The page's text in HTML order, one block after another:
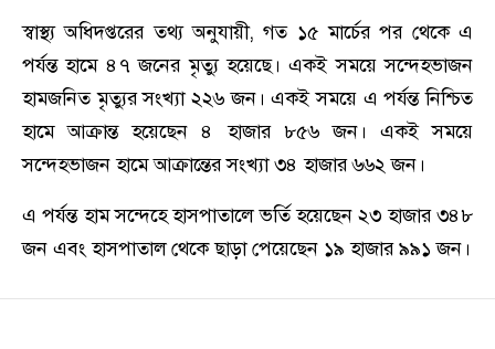
স্বাস্থ্য অধিদপ্তরের তথ্য অনুযায়ী, গত ১৫ মার্চের পর থেকে এ
পর্যন্ত হামে ৪৭ জনের মৃত্যু হয়েছে। একই সময়ে সন্দেহভাজন
হামজনিত মৃত্যুর সংখ্যা ২২৬ জন। একই সময়ে এ পর্যন্ত নিশ্চিত
হামে আক্রান্ত হয়েছেন ৪ হাজার ৮৫৬ জন। একই সময়ে
সন্দেহভাজন হামে আক্রান্তের সংখ্যা ৩৪ হাজার ৬৬২ জন।
এ পর্যন্ত হাম সন্দেহে হাসপাতালে ভর্তি হয়েছেন ২৩ হাজার ৩৪৮
জন এবং হাসপাতাল থেকে ছাড়া পেয়েছেন ১৯ হাজার ৯৯১ জন।